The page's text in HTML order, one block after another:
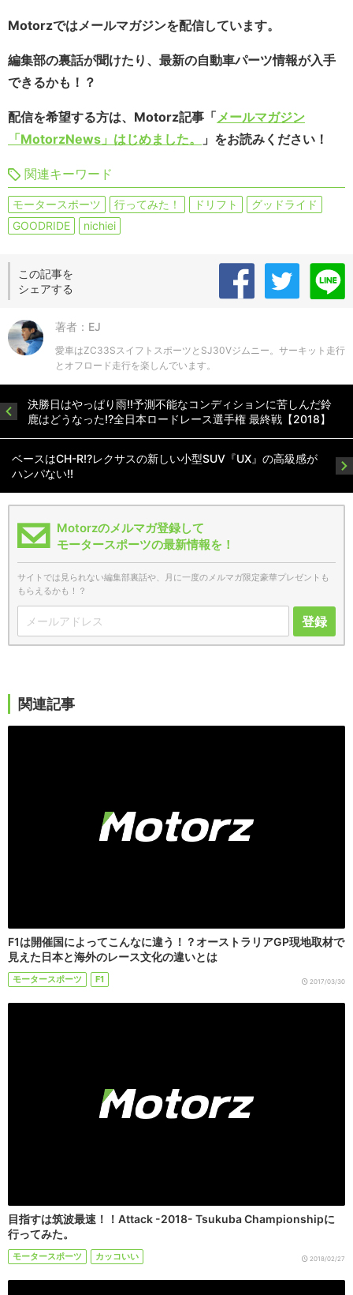
Motorzではメールマガジンを配信しています。
編集部の裏話が聞けたり、最新の自動車パーツ情報が入手
できるかも！？
配信を希望する方は、Motorz記事「メールマガジン
「MotorzNews」はじめました。
」をお読みください！
関連キーワード
モータースポーツ 行ってみた！ ドリフト
グッドライド
GOODRIDE
nichiei
この記事を
シェアする
著者：EJ
愛車はZC33SスイフトスポーツとSJ30Vジムニー。サーキット走行
とオフロード走行を楽しんでいます。
決勝日はやっぱり雨!!予測不能なコンディションに苦しんだ鈴
鹿はどうなった!?全日本ロードレース選手権 最終戦【2018】
ベースはCH-R!?レクサスの新しい小型SUV『UX』の高級感が
ハンパない!!
Motorzのメルマガ登録して
モータースポーツの最新情報を！
サイトでは見られない編集部裏話や、月に一度のメルマガ限定豪華プレゼントも
もらえるかも！？
登録
関連記事
F1は開催国によってこんなに違う！？オーストラリアGP現地取材で
見えた日本と海外のレース文化の違いとは
モータースポーツ F1 2017/03/30
目指すは筑波最速！！Attack -2018- Tsukuba Championshipに
行ってみた。
モータースポーツ カッコいい 2018/02/27